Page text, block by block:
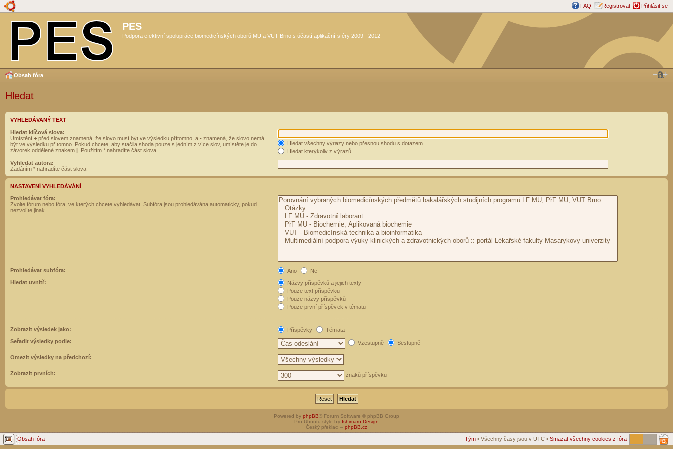
FAQ Registrovat Přihlásit se
PES
Podpora efektivní spolupráce biomedicínských oborů MU a VUT Brno s účastí aplikační sféry 2009 - 2012
Obsah fóra
Hledat
VYHLEDÁVANÝ TEXT
Hledat klíčová slova:
Umístění + před slovem znamená, že slovo musí být ve výsledku přítomno, a - znamená, že slovo nemá
být ve výsledku přítomno. Pokud chcete, aby stačila shoda pouze s jedním z více slov, umístěte je do
závorek oddělené znakem | . Použitím * nahradíte část slova
Hledat všechny výrazy nebo přesnou shodu s dotazem
Hledat kterýkoliv z výrazů
Vyhledat autora:
Zadáním * nahradíte část slova
NASTAVENÍ VYHLEDÁVÁNÍ
Prohledávat fóra:
Zvolte fórum nebo fóra, ve kterých chcete vyhledávat. Subfóra jsou prohledávána automaticky, pokud
nezvolíte jinak.
Prohledávat subfóra: Ano
Ne
Hledat uvnitř:
Názvy příspěvků a jejich texty
Pouze text příspěvku
Pouze názvy příspěvků
Pouze první příspěvek v tématu
Zobrazit výsledek jako: Příspěvky
Témata
Seřadit výsledky podle:
Vzestupně Sestupně
Omezit výsledky na předchozí:
Zobrazit prvních: znaků příspěvku
Powered by phpBB® Forum Software © phpBB Group
Pro Ubuntu style by Ishimaru Design
Český překlad – phpBB.cz
Obsah fóra Tým • Všechny časy jsou v UTC • Smazat všechny cookies z fóra